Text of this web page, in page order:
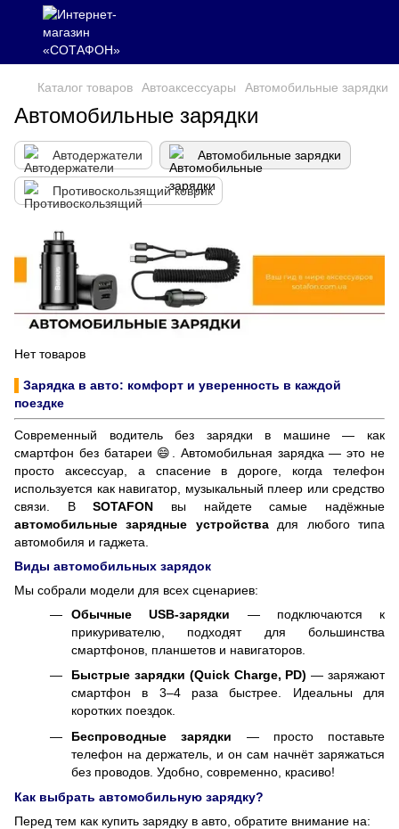
Каталог товаров Автоаксесcуары Автомобильные зарядки
Автомобильные зарядки
Автодержатели Автомобильные зарядки
Противоскользящий коврик
Нет товаров
Зарядка в авто: комфорт и уверенность в каждой
поездке
Современный водитель без зарядки в машине — как
смартфон без батареи 😄. Автомобильная зарядка — это не
просто аксессуар, а спасение в дороге, когда телефон
используется как навигатор, музыкальный плеер или средство
связи. ВSOTAFON вы найдете самые надёжные
автомобильные зарядные устройствадля любого типа
автомобиля и гаджета.
Виды автомобильных зарядок
Мы собрали модели для всех сценариев:
Обычные USB-зарядки — подключаются к
прикуривателю, подходят для большинства
смартфонов, планшетов и навигаторов.
Быстрые зарядки (Quick Charge, PD) — заряжают
смартфон в 3–4 раза быстрее. Идеальны для
коротких поездок.
Беспроводные зарядки — просто поставьте
телефон на держатель, и он сам начнёт заряжаться
без проводов. Удобно, современно, красиво!
Как выбрать автомобильную зарядку?
Перед тем как купить зарядку в авто, обратите внимание на: